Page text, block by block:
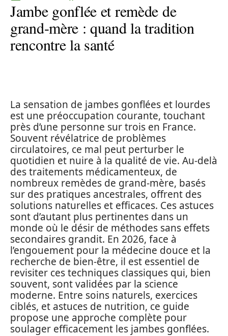
Jambe gonflée et remède de
grand-mère : quand la tradition
rencontre la santé
La sensation de jambes gonflées et lourdes
est une préoccupation courante, touchant
près d’une personne sur trois en France.
Souvent révélatrice de problèmes
circulatoires, ce mal peut perturber le
quotidien et nuire à la qualité de vie. Au-delà
des traitements médicamenteux, de
nombreux remèdes de grand-mère, basés
sur des pratiques ancestrales, offrent des
solutions naturelles et efficaces. Ces astuces
sont d’autant plus pertinentes dans un
monde où le désir de méthodes sans effets
secondaires grandit. En 2026, face à
l’engouement pour la médecine douce et la
recherche de bien-être, il est essentiel de
revisiter ces techniques classiques qui, bien
souvent, sont validées par la science
moderne. Entre soins naturels, exercices
ciblés, et astuces de nutrition, ce guide
propose une approche complète pour
soulager efficacement les jambes gonflées.